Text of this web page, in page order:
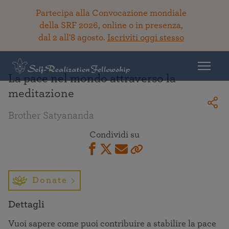
Partecipa alla Convocazione mondiale
della SRF 2026, online o in presenza,
dal 2 all'8 agosto. Iscriviti oggi stesso
La pace nel mondo attraverso la
meditazione
Brother Satyananda
Condividi su
Donate
Dettagli
Vuoi sapere come puoi contribuire a stabilire la pace